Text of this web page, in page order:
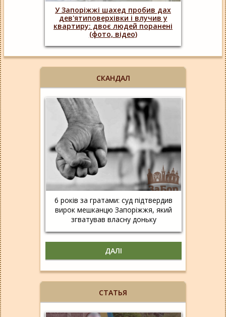
СКАНДАЛ
6 років за гратами: суд підтвердив
вирок мешканцю Запоріжжя, який
згватував власну доньку
ДАЛІ
СТАТЬЯ
У Запоріжжі шахед пробив дах
дев'ятиповерхівки і влучив у
квартиру: двоє людей поранені
(фото, відео)